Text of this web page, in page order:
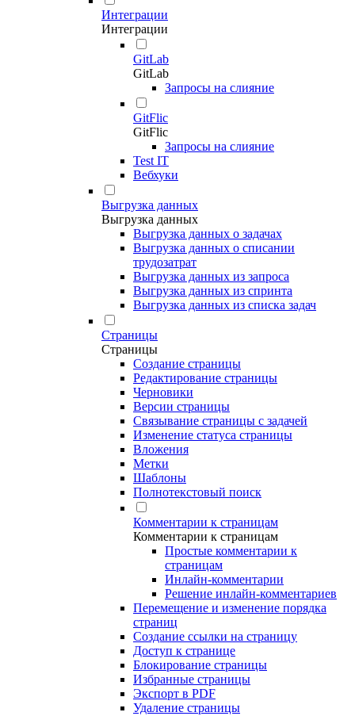
Интеграции
Интеграции
GitLab
GitLab
Запросы на слияние
GitFlic
GitFlic
Запросы на слияние
Test IT
Вебхуки
Выгрузка данных
Выгрузка данных
Выгрузка данных о задачах
Выгрузка данных о списании
трудозатрат
Выгрузка данных из запроса
Выгрузка данных из спринта
Выгрузка данных из списка задач
Страницы
Страницы
Создание страницы
Редактирование страницы
Черновики
Версии страницы
Связывание страницы с задачей
Изменение статуса страницы
Вложения
Метки
Шаблоны
Полнотекстовый поиск
Комментарии к страницам
Комментарии к страницам
Простые комментарии к
страницам
Инлайн-комментарии
Решение инлайн-комментариев
Перемещение и изменение порядка
страниц
Создание ссылки на страницу
Доступ к странице
Блокирование страницы
Избранные страницы
Экспорт в PDF
Удаление страницы